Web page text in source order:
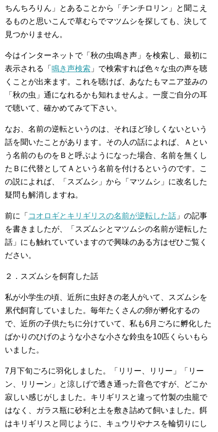
ちんちろりん」とあることから「チンチロリン」と聞こえ
るものと思いこんで草むらでマツムシを探しても、決して
見つかりません。
今はインターネットで「秋の虫鳴き声」を検索し、最初に
表示される「 鳴き声検索 」で検索すれば色々な虫の声を聴
くことが出来ます。これを聴けば、あなたもマニア並みの
「秋の虫」通になれるかも知れませんよ。一度ご自分の耳
で聴いて、確かめてみて下さい。
なお、名前の逆転というのは、それほど珍しくないという
話を聞いたことがあります。その人の話によれば、Ａとい
う名前のものをＢと呼ぶようになった場合、名前を無くし
たＢに代替としてＡという名前を付けるというのです。こ
の説によれば、「スズムシ」から「マツムシ」に改名した
疑問も解消しますね。
前に「 コオロギとキリギリスの名前が逆転した話 」の記事
を書きましたが、「スズムシとマツムシの名前が逆転した
話」にも触れていていますので興味のある方はぜひご覧く
ださい。
２．スズムシを飼育した話
私が小学生の頃、近所に虫好きの老人がいて、スズムシを
累代飼育していました。毎年たくさんの卵が孵化するの
で、近所の子供たちに分けていて、私も6月ごろに孵化した
ばかりのひげのような小さな小さな鈴虫を10匹くらいもら
いました。
7月下旬ごろに羽化しました。「リリー、リリー」「リー
ン、リリーン」と涼しげで透き通った音色ですが、どこか
寂しい感じがしました。キリギリスと違って竹製の虫籠で
はなく、ガラス瓶に砂利と土を敷き詰めて飼いました。餌
はキリギリスと同じように、キュウリやナスを輪切りにし